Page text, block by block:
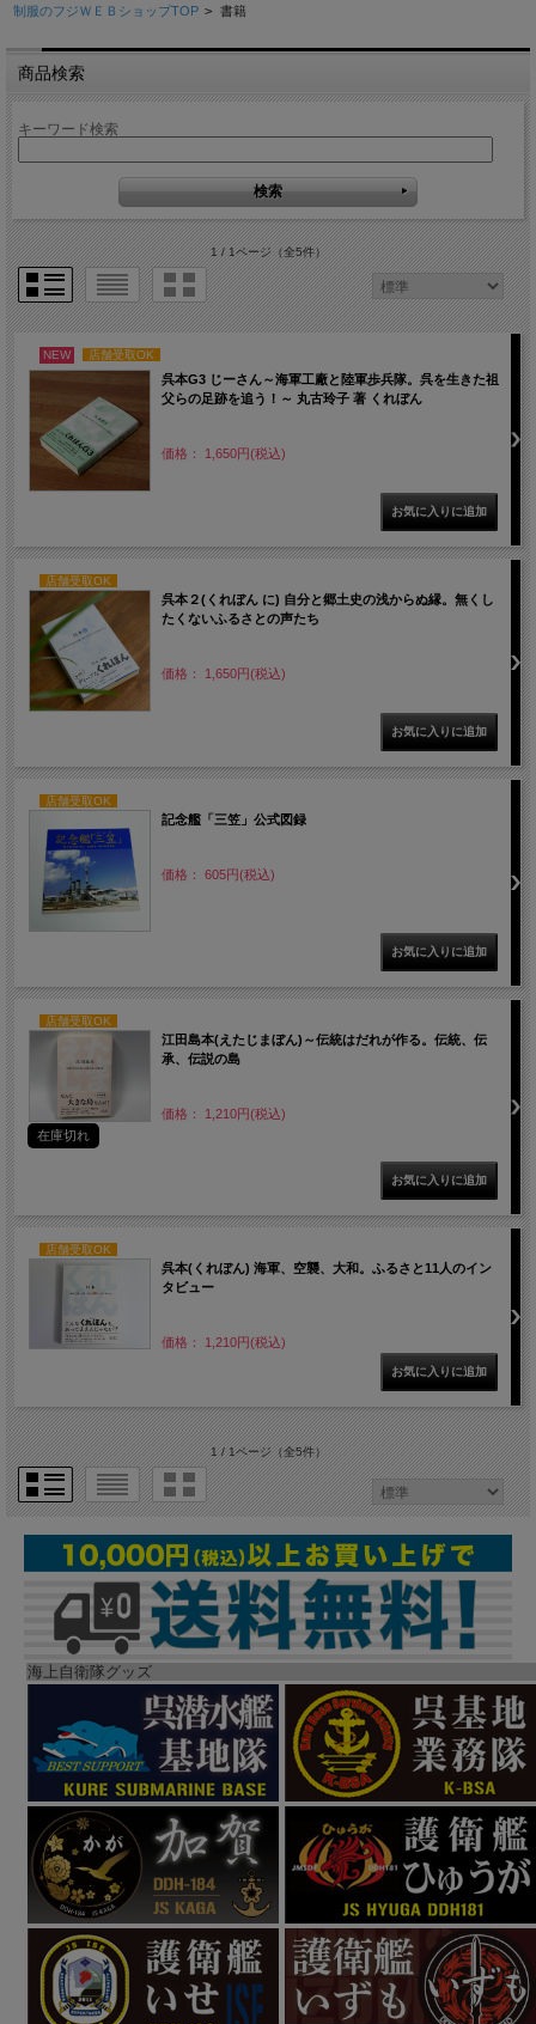
制服のフジＷＥＢショップTOP > 書籍
商品検索
キーワード検索
1 / 1ページ（全5件）
NEW 店舗受取OK
呉本G3 じーさん～海軍工廠と陸軍歩兵隊。呉を生きた祖
父らの足跡を追う！～ 丸古玲子 著 くれぼん
価格： 1,650円(税込)
店舗受取OK
呉本２(くれぼん に) 自分と郷土史の浅からぬ縁。無くし
たくないふるさとの声たち
価格： 1,650円(税込)
店舗受取OK
記念艦「三笠」公式図録
価格： 605円(税込)
店舗受取OK
江田島本(えたじまぼん)～伝統はだれが作る。伝統、伝
承、伝説の島
価格： 1,210円(税込)
在庫切れ
店舗受取OK
呉本(くれぼん) 海軍、空襲、大和。ふるさと11人のイン
タビュー
価格： 1,210円(税込)
1 / 1ページ（全5件）
海上自衛隊グッズ